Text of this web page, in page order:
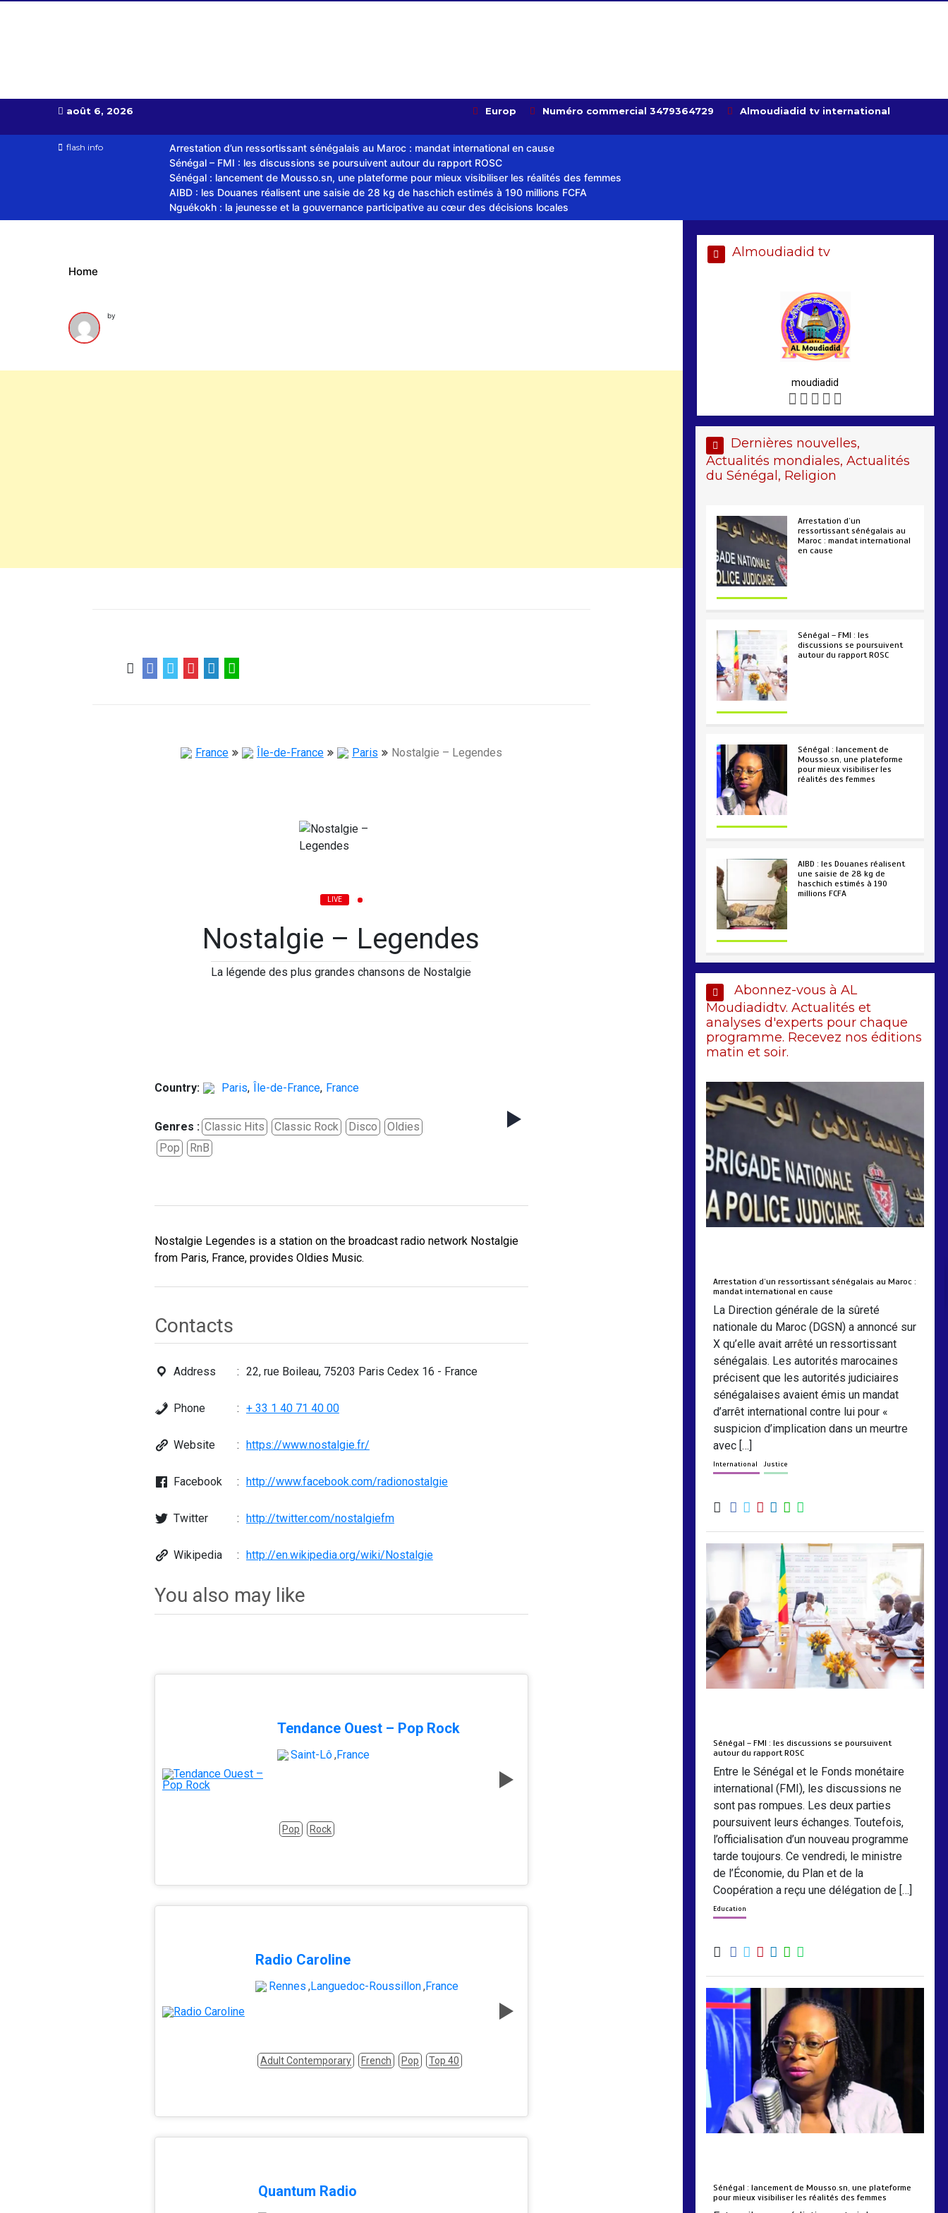
août 6, 2026 Europ Numéro commercial 3479364729 Almoudiadid tv international
flash info
Arrestation d’un ressortissant sénégalais au Maroc : mandat international en cause
Sénégal – FMI : les discussions se poursuivent autour du rapport ROSC
Sénégal : lancement de Mousso.sn, une plateforme pour mieux visibiliser les réalités des femmes
AIBD : les Douanes réalisent une saisie de 28 kg de haschich estimés à 190 millions FCFA
Nguékokh : la jeunesse et la gouvernance participative au cœur des décisions locales
Home
by
France Île-de-France Paris Nostalgie – Legendes
LIVE
Nostalgie – Legendes
La légende des plus grandes chansons de Nostalgie
Country: Paris, Île-de-France, France
Genres : Classic Hits Classic Rock Disco
Oldies
Pop
RnB
Nostalgie Legendes is a station on the broadcast radio network Nostalgie
from Paris, France, provides Oldies Music.
Contacts
Address 22, rue Boileau, 75203 Paris Cedex 16 - France
Phone + 33 1 40 71 40 00
Website https://www.nostalgie.fr/
Facebook http://www.facebook.com/radionostalgie
Twitter http://twitter.com/nostalgiefm
Wikipedia http://en.wikipedia.org/wiki/Nostalgie
You also may like
Tendance Ouest – Pop Rock
Saint-Lô,France
Pop Rock
Radio Caroline
Rennes ,Languedoc-Roussillon,France
Adult Contemporary French Pop Top 40
Quantum Radio
Almoudiadid tv
moudiadid
Dernières nouvelles,
Actualités mondiales, Actualités
du Sénégal, Religion
Arrestation d’un
ressortissant sénégalais au
Maroc : mandat international
en cause
Sénégal – FMI : les
discussions se poursuivent
autour du rapport ROSC
Sénégal : lancement de
Mousso.sn, une plateforme
pour mieux visibiliser les
réalités des femmes
AIBD : les Douanes réalisent
une saisie de 28 kg de
haschich estimés à 190
millions FCFA
Abonnez-vous à AL
Moudiadidtv. Actualités et
analyses d'experts pour chaque
programme. Recevez nos éditions
matin et soir.
Arrestation d’un ressortissant sénégalais au Maroc :
mandat international en cause
La Direction générale de la sûreté
nationale du Maroc (DGSN) a annoncé sur
X qu’elle avait arrêté un ressortissant
sénégalais. Les autorités marocaines
précisent que les autorités judiciaires
sénégalaises avaient émis un mandat
d’arrêt international contre lui pour «
suspicion d’implication dans un meurtre
avec […]
International Justice
Sénégal – FMI : les discussions se poursuivent
autour du rapport ROSC
Entre le Sénégal et le Fonds monétaire
international (FMI), les discussions ne
sont pas rompues. Les deux parties
poursuivent leurs échanges. Toutefois,
l’officialisation d’un nouveau programme
tarde toujours. Ce vendredi, le ministre
de l’Économie, du Plan et de la
Coopération a reçu une délégation de […]
Education
Sénégal : lancement de Mousso.sn, une plateforme
pour mieux visibiliser les réalités des femmes